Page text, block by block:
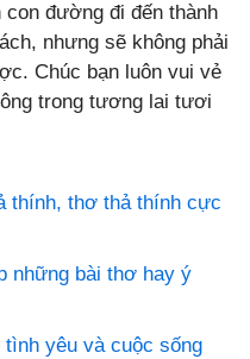
đường đi đến thành
nhưng sẽ không phải
Chúc bạn luôn vui vẻ
trong tương lai tươi
thính, thơ thả thính cực
những bài thơ hay ý
yêu và cuộc sống